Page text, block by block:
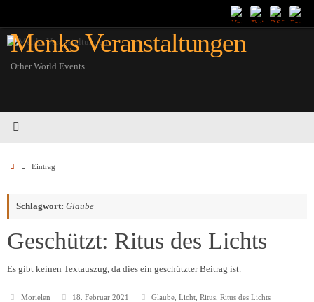
springen
Menks Veranstaltungen
Other World Events...
Startseite
Eintrag
Schlagwort: Glaube
Geschützt: Ritus des Lichts
Es gibt keinen Textauszug, da dies ein geschützter Beitrag ist.
Morielen 18. Februar 2021 Glaube, Licht, Ritus, Ritus des Lichts